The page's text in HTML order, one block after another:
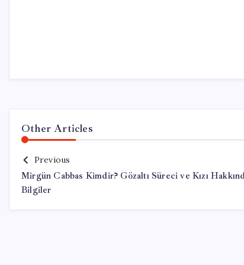
Other Articles
Previous
Mirgün Cabbas Kimdir? Gözaltı Süreci ve Kızı
Bilgiler